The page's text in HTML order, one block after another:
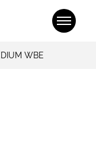
WBE